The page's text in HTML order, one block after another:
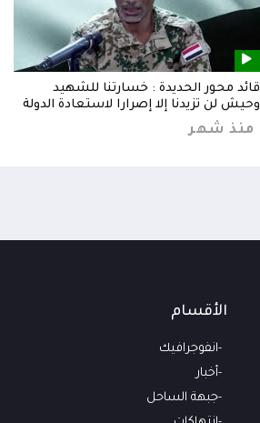
قائد محور الحديدة : خسارتنا للشهيد
وحيش لن تزيدنا إلا إصرارا لاستعادة الدولة
منذ شهر
الأقسام
انفوجرافيك
أخبار
جبهة الساحل